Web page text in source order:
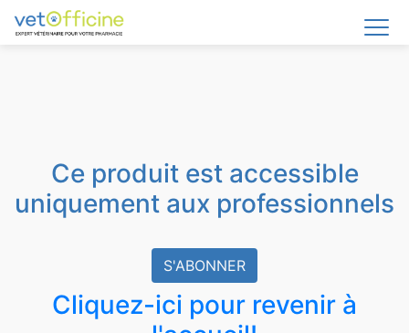
Ce produit est accessible
uniquement aux professionnels
S'ABONNER
Cliquez-ici pour revenir à